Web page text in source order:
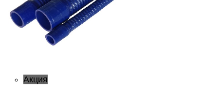
Акция